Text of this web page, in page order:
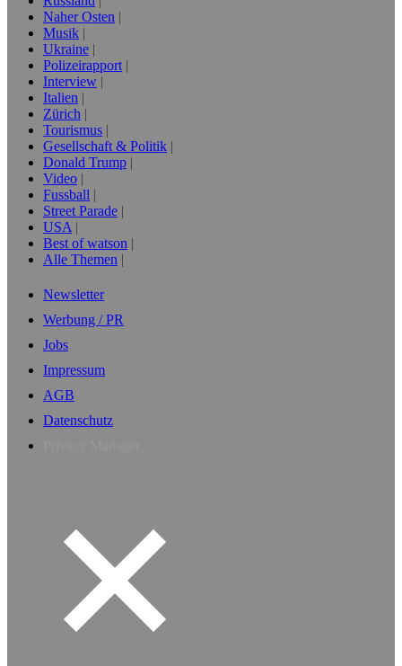
Naher Osten
Musik
Ukraine
Polizeirapport
Interview
Italien
Zürich
Tourismus
Gesellschaft & Politik
Donald Trump
Video
Fussball
Street Parade
USA
Best of watson
Alle Themen
Newsletter
Werbung / PR
Jobs
Impressum
AGB
Datenschutz